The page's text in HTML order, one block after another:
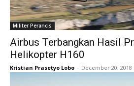
Militer Perancis
Airbus Terbangkan Hasil
Helikopter H160
Kristian Prasetyo Lobo - December 20, 2018